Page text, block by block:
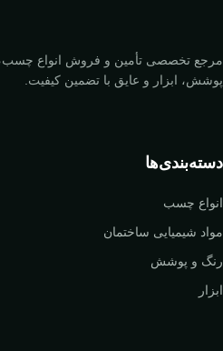
مرجع تخصصی تأمین و فروش انواع چسب،
پوشش، ابزار و عایق با تضمین کیفیت.
دسته‌بندی‌ها
انواع چسب
مواد شیمیایی ساختمان
رنگ و پوشش
ابزار